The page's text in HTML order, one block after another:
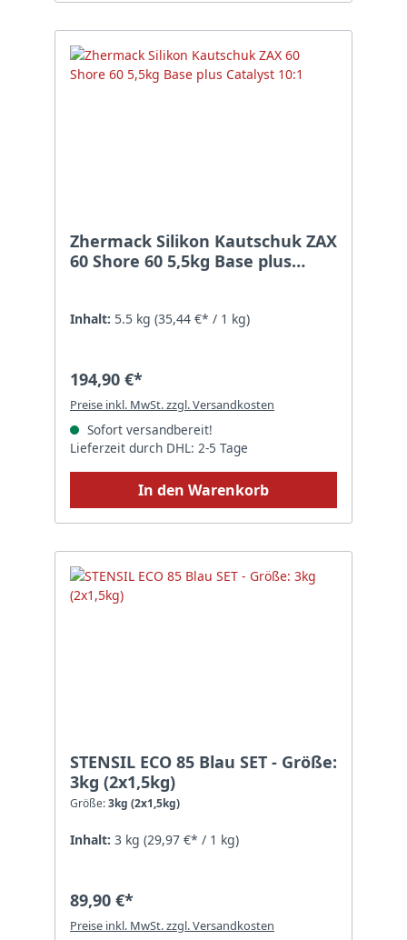
Zhermack Silikon Kautschuk ZAX
60 Shore 60 5,5kg Base plus
Inhalt: 5.5 kg (35,44 €* / 1 kg)
194,90 €*
Preise inkl. MwSt. zzgl. Versandkosten
Sofort versandbereit!
Lieferzeit durch DHL: 2-5 Tage
In den Warenkorb
STENSIL ECO 85 Blau SET - Größe:
3kg (2x1,5kg)
Größe:3kg (2x1,5kg)
Inhalt: 3 kg (29,97 €* / 1 kg)
89,90 €*
Preise inkl. MwSt. zzgl. Versandkosten